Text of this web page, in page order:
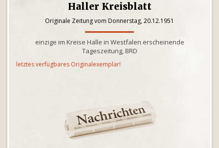
Haller Kreisblatt
Originale Zeitung vom Donnerstag, 20.12.1951
einzige im Kreise Halle in Westfalen erscheinende
Tageszeitung, BRD
letztes verfügbares Originalexemplar!